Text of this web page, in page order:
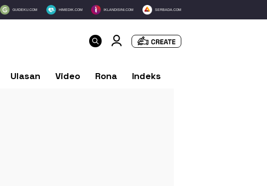
GUIDEKU.COM HIMEDIK.COM IKLANDISINI.COM SERBADA.COM
Ulasan Video Rona Indeks